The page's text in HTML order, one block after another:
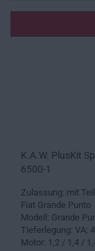
K.A.W. PlusKit
6500-1
Zulassung: mit
Fiat Grande Punto
Modell: Grande
Tieferlegung: VA:
Motor: 1,2 / 1,4 /